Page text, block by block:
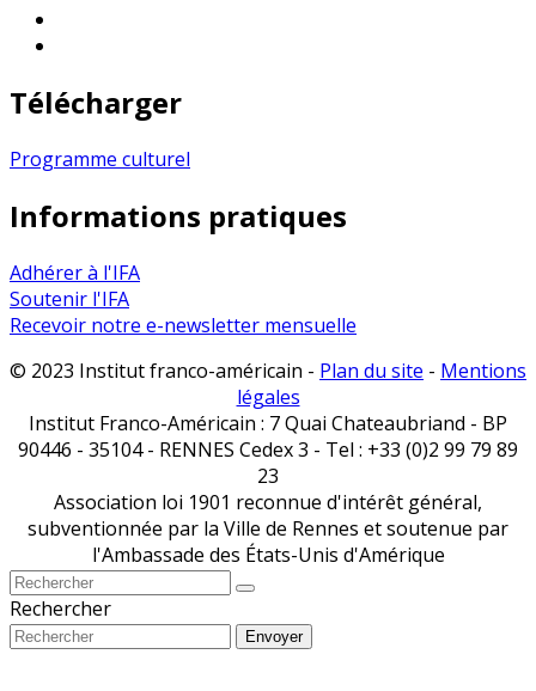
Télécharger
Programme culturel
Informations pratiques
Adhérer à l'IFA
Soutenir l'IFA
Recevoir notre e-newsletter mensuelle
© 2023 Institut franco-américain - Plan du site - Mentions
légales
Institut Franco-Américain : 7 Quai Chateaubriand - BP
90446 - 35104 - RENNES Cedex 3 - Tel : +33 (0)2 99 79 89
23
Association loi 1901 reconnue d'intérêt général,
subventionnée par la Ville de Rennes et soutenue par
l'Ambassade des États-Unis d'Amérique
Rechercher
Envoyer